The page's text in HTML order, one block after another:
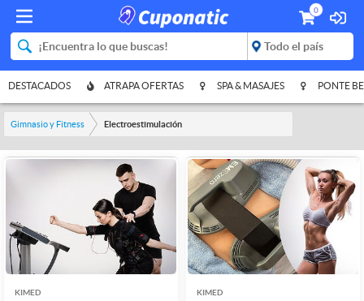
0
DESTACADOS ATRAPA OFERTAS SPA & MASAJES PONTE
Gimnasio y Fitness Electroestimulación
KIMED KIMED